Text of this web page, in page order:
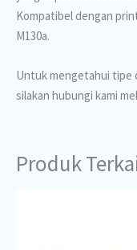
Kompatibel dengan
M130a.
Untuk mengetahui tipe
silakan hubungi kami
Produk